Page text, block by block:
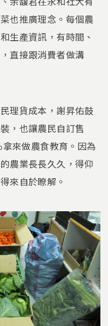
也推廣理念。每個農
生產資訊，有時間、
直接跟消費者做溝
理貨成本，謝昇佑鼓
，也讓農民自訂售
來做農食教育。因為
農業長長久久，得仰
來自於瞭解。